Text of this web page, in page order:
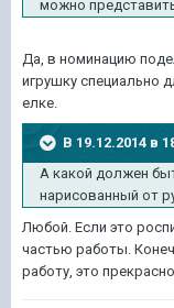
можно
Да, в номинацию
игрушку специально
елке.
В 19.12.2014 в
А какой должен
нарисованный от
Любой. Если это
частью работы.
работу, это